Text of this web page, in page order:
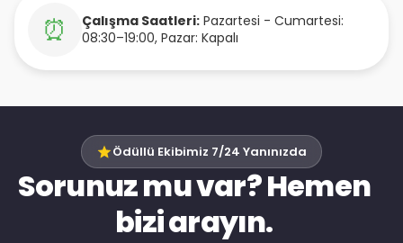
⏰ Çalışma Saatleri: Pazartesi - Cumartesi:
08:30–19:00, Pazar: Kapalı
Ödüllü Ekibimiz 7/24 Yanınızda
Sorunuz mu var? Hemen
bizi arayın.